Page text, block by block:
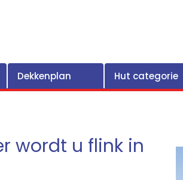
Dekkenplan Hut categorie
wordt u flink in